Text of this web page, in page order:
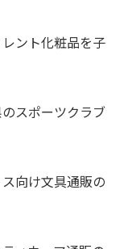
ント化粧品を子
スポーツクラブ
向け文具通販の